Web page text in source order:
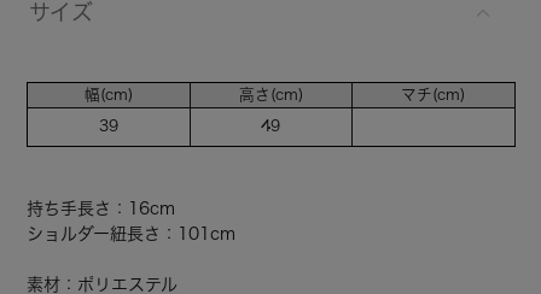
サイズ
幅(cm)
39
高さ(cm)
49
マチ(cm)
持ち手長さ：16cm
ショルダー紐長さ：101cm
素材：ポリエステル